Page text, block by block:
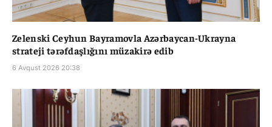
Zelenski Ceyhun Bayramovla Azərbaycan-Ukrayna
strateji tərəfdaşlığını müzakirə edib
6 Avqust 2026 20:38